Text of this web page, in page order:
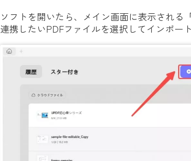
ソフトを開いたら、メイン画面に表示される
連携したいPDFファイルを選択してインポート